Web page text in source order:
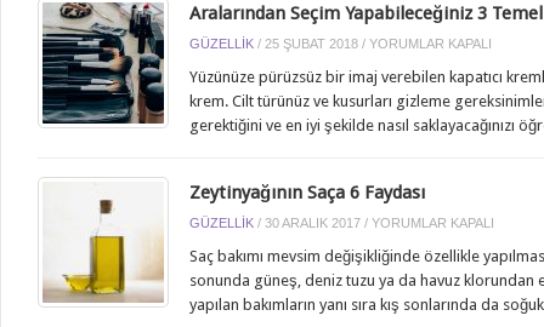
Aralarından Seçim Yapabileceğiniz 3
GÜZELLIK / 25 ŞUBAT 2018 / ARALARINDAN
YAPABILECEĞINIZ
IÇIN
YORUMLAR KAPALI
Yüzünüze pürüzsüz bir imaj verebilen kapatıcı
krem. Cilt türünüz ve kusurları gizleme
gerektiğini ve en iyi şekilde nasıl saklayacağınızı
Zeytinyağının Saça 6 Faydası
GÜZELLIK / 30 ARALIK 2017 / ZEYTINYAĞININ
FAYDASI
IÇIN
YORUMLAR KAPALI
Saç bakımı mevsim değişikliğinde özellikle
sonunda güneş, deniz tuzu ya da havuz klorundan
yapılan bakımların yanı sıra kış sonlarında da